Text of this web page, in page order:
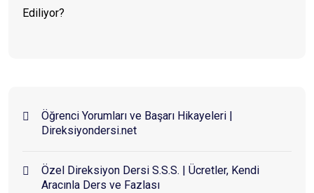
Ediliyor?
Öğrenci Yorumları ve Başarı Hikayeleri |
Direksiyondersi.net
Özel Direksiyon Dersi S.S.S. | Ücretler, Kendi
Aracınla Ders ve Fazlası